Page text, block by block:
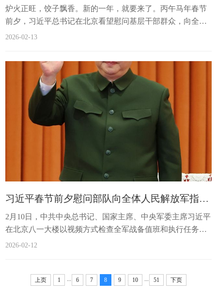
炉火正旺，饺子飘香。新的一年，就要来了。丙午马年春节
前夕，习近平总书记在北京看望慰问基层干部群众，向全国
各族人民致以美好的新春祝福。“大国之大，也有大国之重。
2026-02-13
习近平春节前夕慰问部队向全体人民解放军指战员武警部队官兵军队文职人员预备役人员和民兵致以新春祝福
2月10日，中共中央总书记、国家主席、中央军委主席习近平
在北京八一大楼以视频方式检查全军战备值班和执行任务情
况，亲切慰问有关部队，代表党中央和中央军委，向全体人
2026-02-12
上页 1 ... 6 7 8 9 10 ... 51 下页